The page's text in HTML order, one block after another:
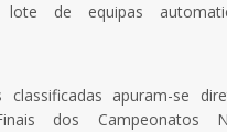
de equipas
apuram-se
dos Campeonatos